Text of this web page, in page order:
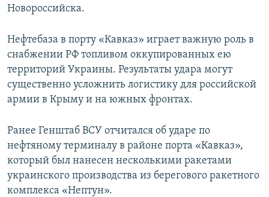
Новороссийска.
Нефтебаза в порту «Кавказ» играет важную роль в
снабжении РФ топливом оккупированных ею
территорий Украины. Результаты удара могут
существенно усложнить логистику для российской
армии в Крыму и на южных фронтах.
Ранее Генштаб ВСУ отчитался об ударе по
нефтяному терминалу в районе порта «Кавказ»,
который был нанесен несколькими ракетами
украинского производства из берегового ракетного
комплекса «Нептун».